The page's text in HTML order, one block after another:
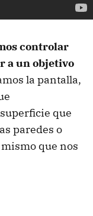
controlar
a un objetivo
la pantalla,
que
paredes o
que nos